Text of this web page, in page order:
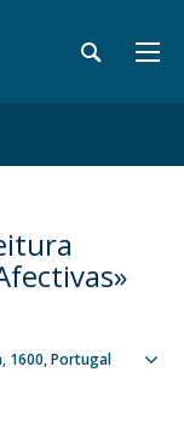
1600 Portugal